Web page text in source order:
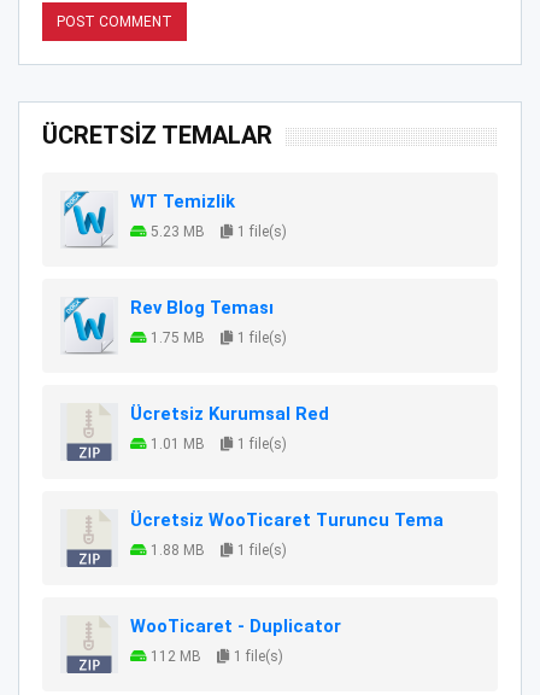
ÜCRETSİZ TEMALAR
WT Temizlik
5.23 MB 1 file(s)
Rev Blog Teması
1.75 MB 1 file(s)
Ücretsiz Kurumsal Red
1.01 MB 1 file(s)
Ücretsiz WooTicaret Turuncu Tema
1.88 MB 1 file(s)
WooTicaret - Duplicator
112 MB 1 file(s)